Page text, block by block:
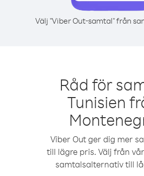
Välj "Viber Out-samtal" från
Råd för
Tunisien
Viber Out ger dig mer
till lägre pris. Välj från
samtalsalternativ till